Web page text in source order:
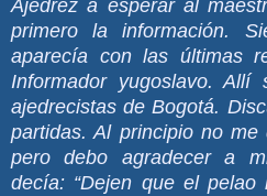
Ajedrez a esperar al
primero la información.
aparecía con las últimas
Informador yugoslavo.
ajedrecistas de Bogotá.
partidas. Al principio no me
pero debo agradecer a
decía: “Dejen que el pelao